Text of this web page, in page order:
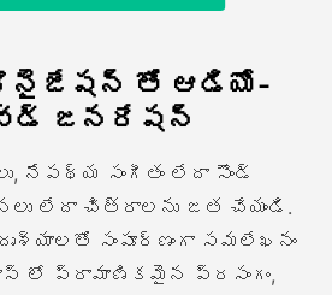
తో ఆడియో-
జనరేషన్
నేపథ్య సంగీతం లేదా సౌండ్
లేదా చిత్రాలను జత చేయండి.
దృశ్యాలతో సంపూర్ణంగా సమలేఖనం
లో ప్రామాణికమైన ప్రసంగం,